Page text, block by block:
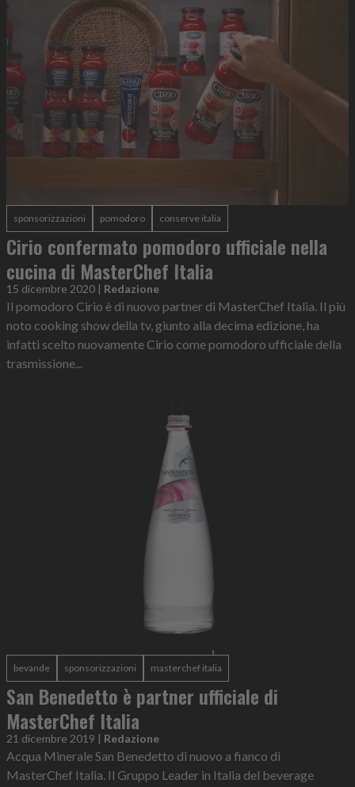
sponsorizzazioni pomodoro conserve italia
Cirio confermato pomodoro ufficiale nella
cucina di MasterChef Italia
15 dicembre 2020 | Redazione
Il pomodoro Cirio è di nuovo partner di MasterChef Italia. Il più
noto cooking show della tv, giunto alla decima edizione, ha
infatti scelto nuovamente Cirio come pomodoro ufficiale della
trasmissione...
bevande sponsorizzazioni masterchef italia
San Benedetto è partner ufficiale di
MasterChef Italia
21 dicembre 2019 | Redazione
Acqua Minerale San Benedetto di nuovo a fianco di
MasterChef Italia. Il Gruppo Leader in Italia del beverage